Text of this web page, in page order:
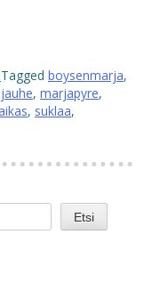
Tagged boysenmarja,
, marjapyre,
, suklaa,
Etsi